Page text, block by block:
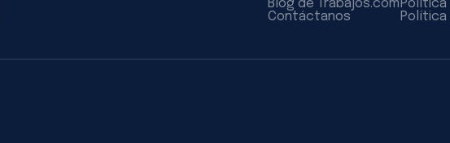
Blog de Trabajos.com
Contáctanos
Política